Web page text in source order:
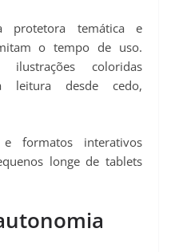
protetora temática e
o tempo de uso.
coloridas
leitura desde cedo,
formatos interativos
longe de tablets